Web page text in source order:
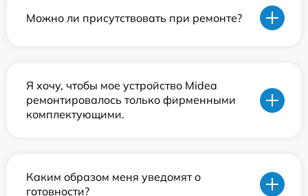
Можно ли присутствовать при ремонте?
Я хочу, чтобы мое устройство Midea
ремонтировалось только фирменными
комплектующими.
Каким образом меня уведомят о
готовности?